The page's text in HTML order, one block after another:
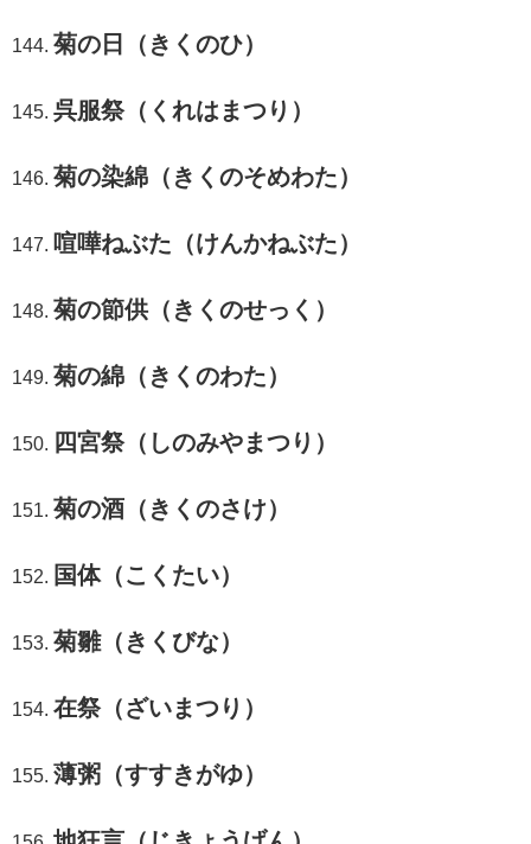
菊の日（きくのひ）
呉服祭（くれはまつり）
菊の染綿（きくのそめわた）
喧嘩ねぶた（けんかねぶた）
菊の節供（きくのせっく）
菊の綿（きくのわた）
四宮祭（しのみやまつり）
菊の酒（きくのさけ）
国体（こくたい）
菊雛（きくびな）
在祭（ざいまつり）
薄粥（すすきがゆ）